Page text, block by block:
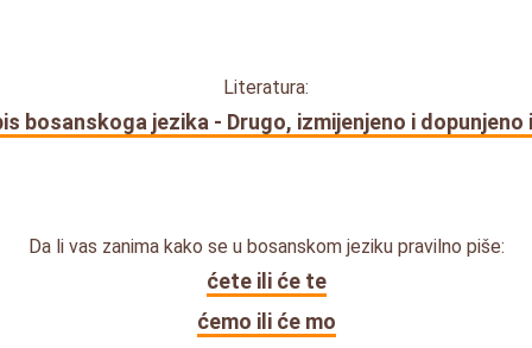
Literatura:
bosanskoga jezika - Drugo, izmijenjeno i dopunjeno
Da li vas zanima kako se u bosanskom jeziku pravilno piše:
ćete ili će te
ćemo ili će mo